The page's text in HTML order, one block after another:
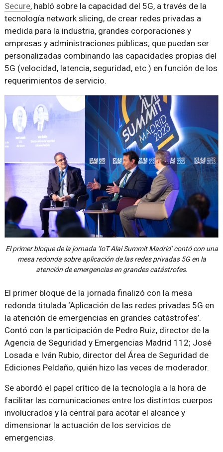
Secure, habló sobre la capacidad del 5G, a través de la
tecnología network slicing, de crear redes privadas a
medida para la industria, grandes corporaciones y
empresas y administraciones públicas; que puedan ser
personalizadas combinando las capacidades propias del
5G (velocidad, latencia, seguridad, etc.) en función de los
requerimientos de servicio.
El primer bloque de la jornada ‘IoT Alai Summit Madrid’ contó con una
mesa redonda sobre aplicación de las redes privadas 5G en la
atención de emergencias en grandes catástrofes.
El primer bloque de la jornada finalizó con la mesa
redonda titulada ‘Aplicación de las redes privadas 5G en
la atención de emergencias en grandes catástrofes’.
Contó con la participación de Pedro Ruiz, director de la
Agencia de Seguridad y Emergencias Madrid 112; José
Losada e Iván Rubio, director del Área de Seguridad de
Ediciones Peldaño, quién hizo las veces de moderador.
Se abordó el papel crítico de la tecnología a la hora de
facilitar las comunicaciones entre los distintos cuerpos
involucrados y la central para acotar el alcance y
dimensionar la actuación de los servicios de
emergencias.